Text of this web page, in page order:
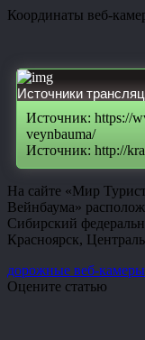
Координаты веб-
Источники
Источник: https://
veynbauma/
Источник: http://
На сайте «Мир
Вейнбаума»
Сибирский
Красноярск,
дорожные веб-камеры
Оцените статью